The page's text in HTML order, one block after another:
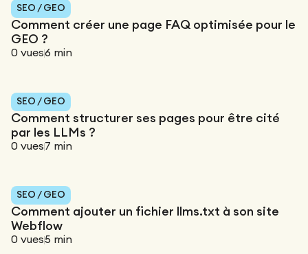
SEO / GEO
Comment créer une page FAQ optimisée pour le
GEO ?
0 vues6 min
SEO / GEO
Comment structurer ses pages pour être cité
par les LLMs ?
0 vues7 min
SEO / GEO
Comment ajouter un fichier llms.txt à son site
Webflow
0 vues5 min